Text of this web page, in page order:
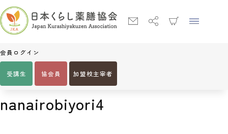
会員ログイン
受講生 協会員 加盟校主宰者
Home nanairobiyori4
nanairobiyori4